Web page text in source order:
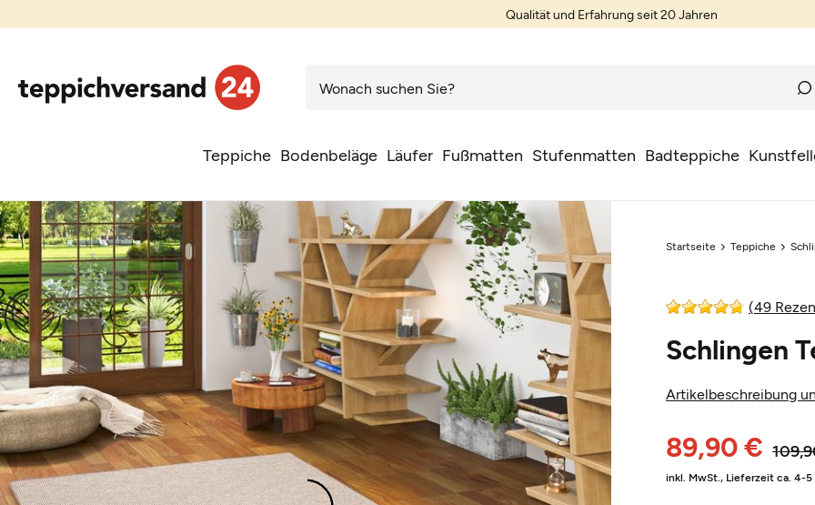
Qualität und Erfahrung seit 20 Jahren
Teppiche Bodenbeläge Läufer Fußmatten Stufenmatten Badteppiche
Startseite Teppiche
(49
Schlingen
Artikelbeschreibung
89,90 €
inkl. MwSt., Lieferzeit ca. 4-5